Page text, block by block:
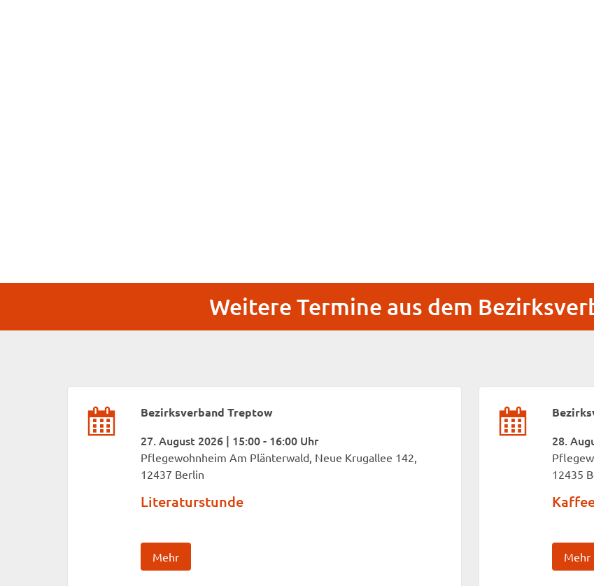
Weitere Termine aus dem
Bezirksverband Treptow
27. August 2026 | 15:00 - 16:00 Uhr
Pflegewohnheim Am Plänterwald, Neue Krugallee 142,
12437 Berlin
Literaturstunde
Mehr
28.
12435
Mehr